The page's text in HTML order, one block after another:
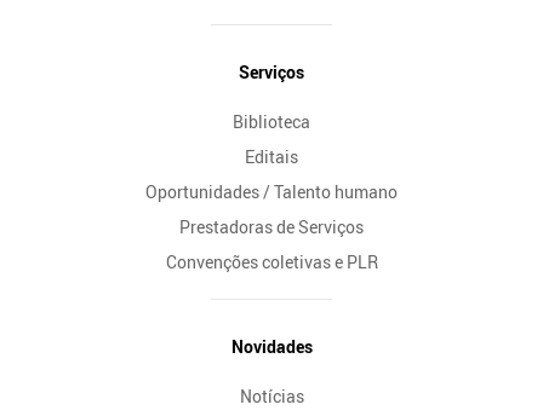
Serviços
Biblioteca
Editais
Oportunidades / Talento humano
Prestadoras de Serviços
Convenções coletivas e PLR
Novidades
Notícias